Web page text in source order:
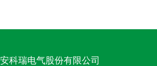
安科瑞电气股份有限公司